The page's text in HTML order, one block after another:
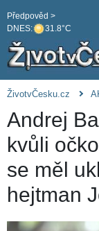
DNES: 31.8°C
Předpověd >
ŽivotvČesku.cz
Andrej
kvůli
se měl
hejtman